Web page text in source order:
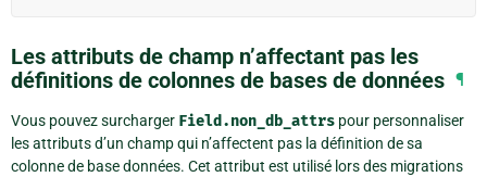
Les attributs de champ n’affectant pas les
définitions de colonnes de bases de données ¶
Vous pouvez surcharger Field.non_db_attrs pour personnaliser
les attributs d’un champ qui n’affectent pas la définition de sa
colonne de base données. Cet attribut est utilisé lors des migrations